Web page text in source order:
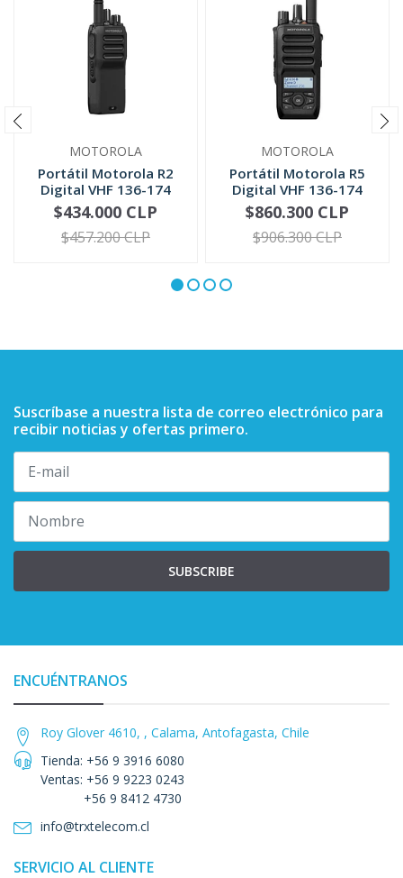
MOTOROLA
Portátil Motorola R2
Digital VHF 136-174
MHz UH...
VER OPCIONES
$434.000 CLP
$457.200 CLP
MOTOROLA
Portátil Motorola R5
Digital VHF 136-174
MHz | ...
VER OPCIONES
$860.300 CLP
$906.300 CLP
Suscríbase a nuestra lista de correo electrónico para
recibir noticias y ofertas primero.
SUBSCRIBE
ENCUÉNTRANOS
Roy Glover 4610, , Calama, Antofagasta, Chile
Tienda: +56 9 3916 6080
Ventas: +56 9 9223 0243
+56 9 8412 4730
info@trxtelecom.cl
SERVICIO AL CLIENTE